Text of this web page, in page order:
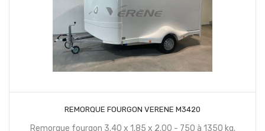
REMORQUE FOURGON VERENE M3420
Remorque fourgon 3.40 x 1.85 x 2.00 - 750 à 1350 kg.